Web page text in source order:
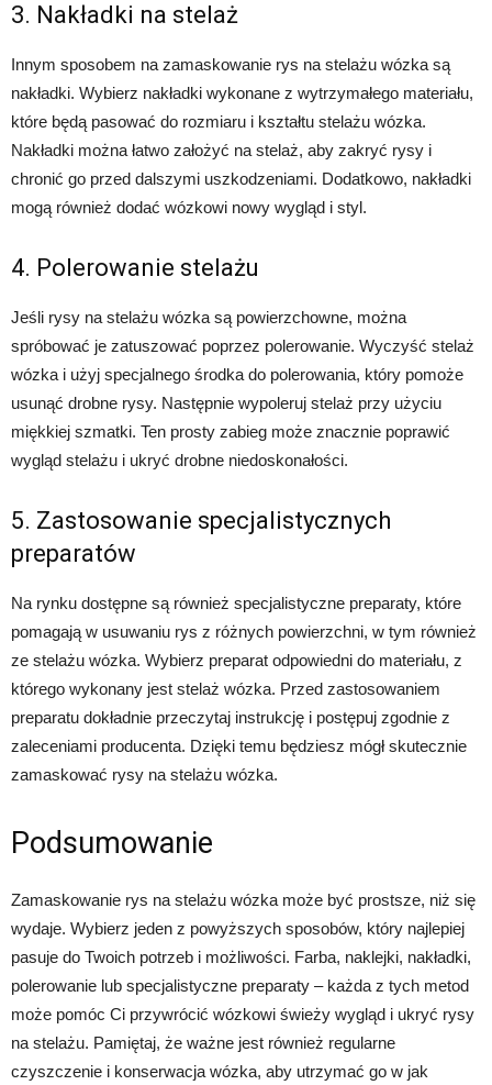
3. Nakładki na stelaż
Innym sposobem na zamaskowanie rys na stelażu wózka są
nakładki. Wybierz nakładki wykonane z wytrzymałego materiału,
które będą pasować do rozmiaru i kształtu stelażu wózka.
Nakładki można łatwo założyć na stelaż, aby zakryć rysy i
chronić go przed dalszymi uszkodzeniami. Dodatkowo, nakładki
mogą również dodać wózkowi nowy wygląd i styl.
4. Polerowanie stelażu
Jeśli rysy na stelażu wózka są powierzchowne, można
spróbować je zatuszować poprzez polerowanie. Wyczyść stelaż
wózka i użyj specjalnego środka do polerowania, który pomoże
usunąć drobne rysy. Następnie wypoleruj stelaż przy użyciu
miękkiej szmatki. Ten prosty zabieg może znacznie poprawić
wygląd stelażu i ukryć drobne niedoskonałości.
5. Zastosowanie specjalistycznych
preparatów
Na rynku dostępne są również specjalistyczne preparaty, które
pomagają w usuwaniu rys z różnych powierzchni, w tym również
ze stelażu wózka. Wybierz preparat odpowiedni do materiału, z
którego wykonany jest stelaż wózka. Przed zastosowaniem
preparatu dokładnie przeczytaj instrukcję i postępuj zgodnie z
zaleceniami producenta. Dzięki temu będziesz mógł skutecznie
zamaskować rysy na stelażu wózka.
Podsumowanie
Zamaskowanie rys na stelażu wózka może być prostsze, niż się
wydaje. Wybierz jeden z powyższych sposobów, który najlepiej
pasuje do Twoich potrzeb i możliwości. Farba, naklejki, nakładki,
polerowanie lub specjalistyczne preparaty – każda z tych metod
może pomóc Ci przywrócić wózkowi świeży wygląd i ukryć rysy
na stelażu. Pamiętaj, że ważne jest również regularne
czyszczenie i konserwacja wózka, aby utrzymać go w jak